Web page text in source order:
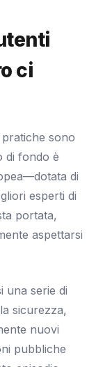
ci
sono
di fondo è
di
esperti di
portata,
aspettarsi
una serie di
sicurezza,
nuovi
pubbliche